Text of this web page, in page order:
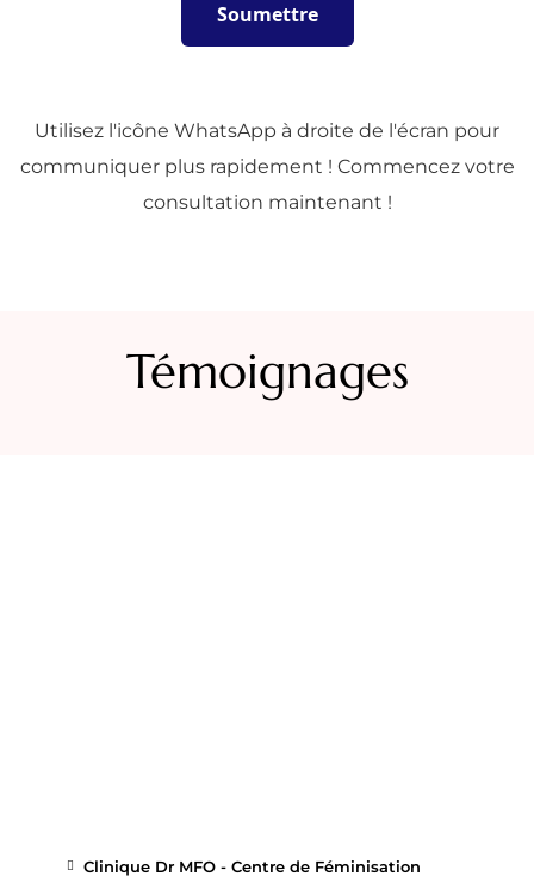
Utilisez l'icône WhatsApp à droite de l'écran pour
communiquer plus rapidement ! Commencez votre
consultation maintenant !
Témoignages
Clinique Dr MFO - Centre de Féminisation